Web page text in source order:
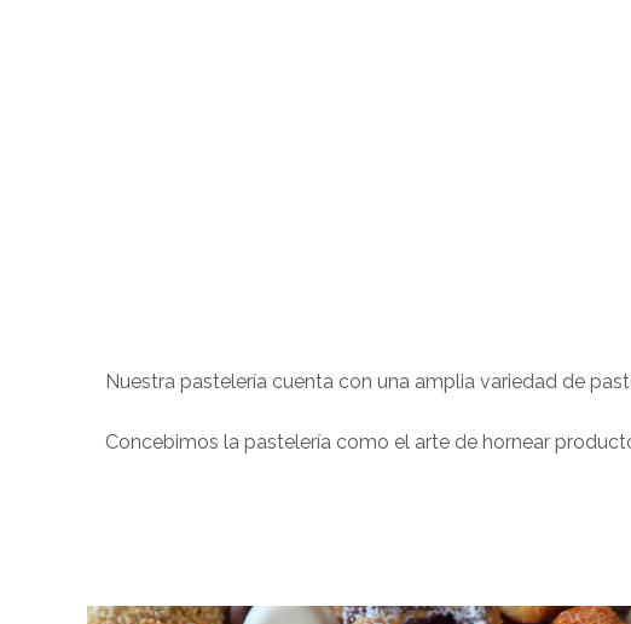
Nuestra pastelería cuenta con una amplia variedad de
Concebimos la pastelería como el arte de hornear